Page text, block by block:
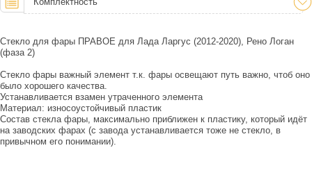
Стекло для фары ПРАВОЕ для Лада Ларгус (2012-2020), Рено Логан
(фаза 2)
Стекло фары важный элемент т.к. фары освещают путь важно, чтоб оно
было хорошего качества.
Устанавливается взамен утраченного элемента
Материал: износоустойчивый пластик
Состав стекла фары, максимально приближен к пластику, который идёт
на заводских фарах (с завода устанавливается тоже не стекло, в
привычном его понимании).